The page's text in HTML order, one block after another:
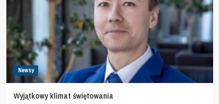
Newsy
Wyjątkowy klimat świętowania